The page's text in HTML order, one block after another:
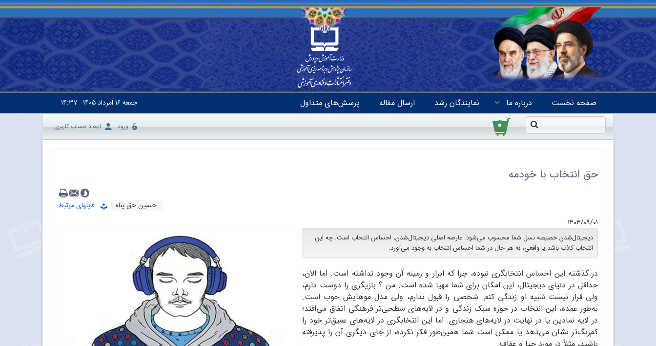
صفحه نخست درباره ما نمایندگان رشد ارسال مقاله پرسش‌های متداول جمعه۱۶ اَمرداد ۱۴۰۵ ۱۴:۳۷
۰ ورود ایجاد حساب کاربری
حق انتخاب با خودمه
حسین حق پناه
فایلهای مرتبط
۱۴۰۳/۰۹/۰۱
دیجیتال‌شدن خصیصه نسل شما محسوب می‌شود. عارضه اصلی دیجیتال‌شدن، احساس انتخاب است. چه این
انتخاب کاذب باشد یا واقعی، به هر حال در شما احساس انتخاب به وجود می‌آورد.
در گذشته این احساس انتخابگری نبوده، چرا که ابزار و زمینه آن وجود نداشته است. اما الان،
حداقل در دنیای دیجیتال، این امکان برای شما مهیا شده است. من ؟ بازیگری را دوست دارم،
ولی قرار نیست شبیه او زندگی کنم. شخصی را قبول ندارم، ولی مدل موهایش خوب است.
به‌طور عمده، این انتخاب در حوزه سبک زندگی و در لایه‌های سطحی‌تر فرهنگی اتفاق می‌افتد؛
در لایه نمادین یا در نهایت در لایه‌های هنجاری. اما این انتخابگری در لایه‌های عمیق‌تر خود را
کم‌رنگ‌تر نشان می‌دهد یا ممکن است شما همین‌طور فکر نکرده، از جای دیگری آن را پذیرفته